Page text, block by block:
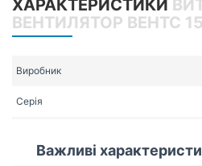
ХАРАКТЕРИСТИКИ
ВЕНТИЛЯТОР ВЕНТС
Виробник
Серія
Важливі